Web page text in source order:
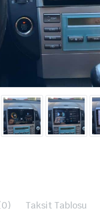
Taksit Tablosu